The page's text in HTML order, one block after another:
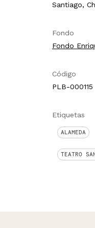
Santiago,
Fondo
Fondo
Código
PLB-000115
Etiquetas
ALAMEDA
TEATRO